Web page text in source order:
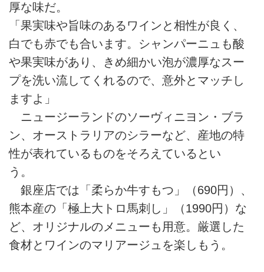
厚な味だ。
「果実味や旨味のあるワインと相性が良く、
白でも赤でも合います。シャンパーニュも酸
や果実味があり、きめ細かい泡が濃厚なスー
プを洗い流してくれるので、意外とマッチし
ますよ」
ニュージーランドのソーヴィニヨン・ブラ
ン、オーストラリアのシラーなど、産地の特
性が表れているものをそろえているとい
う。
銀座店では「柔らか牛すもつ」（690円）、
熊本産の「極上大トロ馬刺し」（1990円）な
ど、オリジナルのメニューも用意。厳選した
食材とワインのマリアージュを楽しもう。